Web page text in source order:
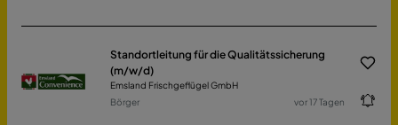
Standortleitung für die Qualitätssicherung
(m/w/d)
Emsland Frischgeflügel GmbH
Börger
vor 17 Tagen